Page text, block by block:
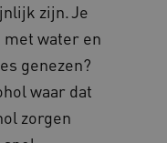
zijn. Je
water en
genezen?
waar dat
zorgen
Corporation